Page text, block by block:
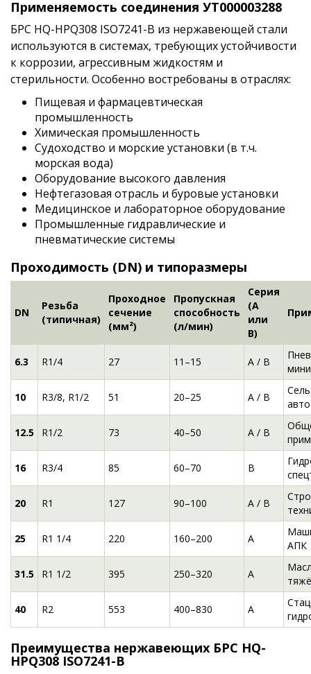
Применяемость соединения УТ000003288
БРС HQ-HPQ308 ISO7241-B из нержавеющей стали
используются в системах, требующих устойчивости
к коррозии, агрессивным жидкостям и
стерильности. Особенно востребованы в отраслях:
Пищевая и фармацевтическая
промышленность
Химическая промышленность
Судоходство и морские установки (в т.ч.
морская вода)
Оборудование высокого давления
Нефтегазовая отрасль и буровые установки
Медицинское и лабораторное оборудование
Промышленные гидравлические и
пневматические системы
Проходимость (DN) и типоразмеры
DN
Резьба
(типичная)
Проходное
сечение
(мм²)
Пропускная
способность
(л/мин)
Серия
(A
или
B)
6.3 R1/4 27 11–15 A / B
10 R3/8, R1/2 51 20–25 A / B
12.5 R1/2 73 40–50 A / B
16 R3/4 85 60–70 B
20 R1 127 90–100 A / B
25 R1 1/4 220 160–200 A
АПК
31.5 R1 1/2 395 250–320 A
40 R2 553 400–830 A
Преимущества нержавеющих БРС HQ-
HPQ308 ISO7241-B